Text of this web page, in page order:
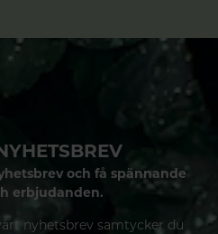
och få spännande
erbjudanden.
nyhetsbrev samtycker du